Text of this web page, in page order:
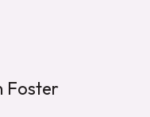
Foster